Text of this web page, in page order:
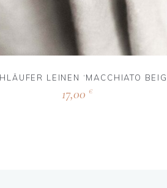
LEINEN ‘MACCHIATO
17,00 €